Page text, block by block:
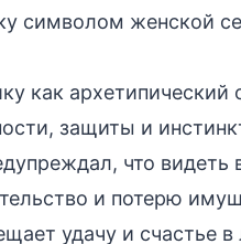
символом женской
как архетипический
защиты и
что видеть
и потерю
удачу и счастье